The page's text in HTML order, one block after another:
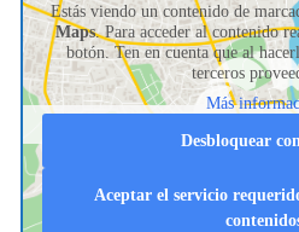
Estás viendo un contenido de
Maps. Para acceder al contenido
botón. Ten en cuenta que al
terceros
Más
Desbloquear
Aceptar el servicio